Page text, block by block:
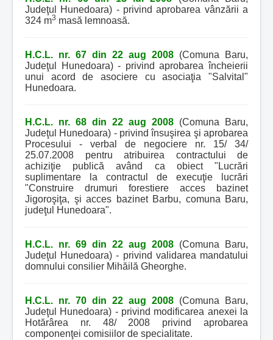
Judeţul Hunedoara) - privind aprobarea vânzării a
324 m3 masă lemnoasă.
H.C.L. nr. 67 din 22 aug 2008 (Comuna Baru,
Judeţul Hunedoara) - privind aprobarea încheierii
unui acord de asociere cu asociaţia "Salvital"
Hunedoara.
H.C.L. nr. 68 din 22 aug 2008 (Comuna Baru,
Judeţul Hunedoara) - privind însuşirea şi aprobarea
Procesului - verbal de negociere nr. 15/ 34/
25.07.2008 pentru atribuirea contractului de
achiziţie publică având ca obiect "Lucrări
suplimentare la contractul de execuţie lucrări
"Construire drumuri forestiere acces bazinet
Jigoroşiţa, şi acces bazinet Barbu, comuna Baru,
judeţul Hunedoara".
H.C.L. nr. 69 din 22 aug 2008 (Comuna Baru,
Judeţul Hunedoara) - privind validarea mandatului
domnului consilier Mihăilă Gheorghe.
H.C.L. nr. 70 din 22 aug 2008 (Comuna Baru,
Judeţul Hunedoara) - privind modificarea anexei la
Hotărârea nr. 48/ 2008 privind aprobarea
componenţei comisiilor de specialitate.